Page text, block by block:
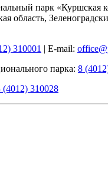
парк «Куршская
область,
310001 | E-mail:
парка: 8
(4012) 310028